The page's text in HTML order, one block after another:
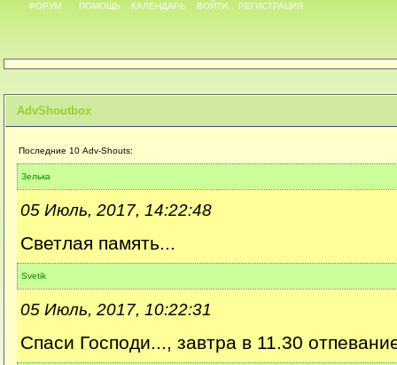
ФОРУМ ПОМОЩЬ КАЛЕНДАРЬ ВОЙТИ РЕГИСТРАЦИЯ
AdvShoutbox
Последние 10 Adv-Shouts:
Зелька
05 Июль, 2017, 14:22:48
Светлая память...
Svetik
05 Июль, 2017, 10:22:31
Спаси Господи..., завтра в 11.30